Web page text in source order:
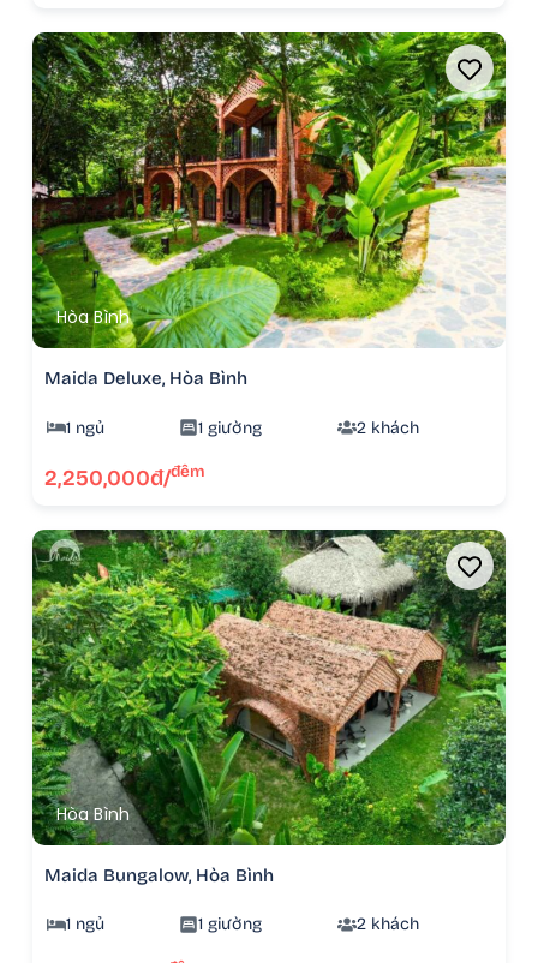
Hòa Bình
Maida Deluxe, Hòa Bình
1 ngủ 1 giường 2 khách
2,250,000đ/đêm
Hòa Bình
Maida Bungalow, Hòa Bình
1 ngủ 1 giường 2 khách